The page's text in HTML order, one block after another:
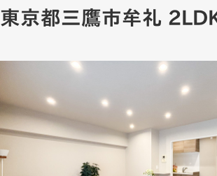
東京都三鷹市牟礼